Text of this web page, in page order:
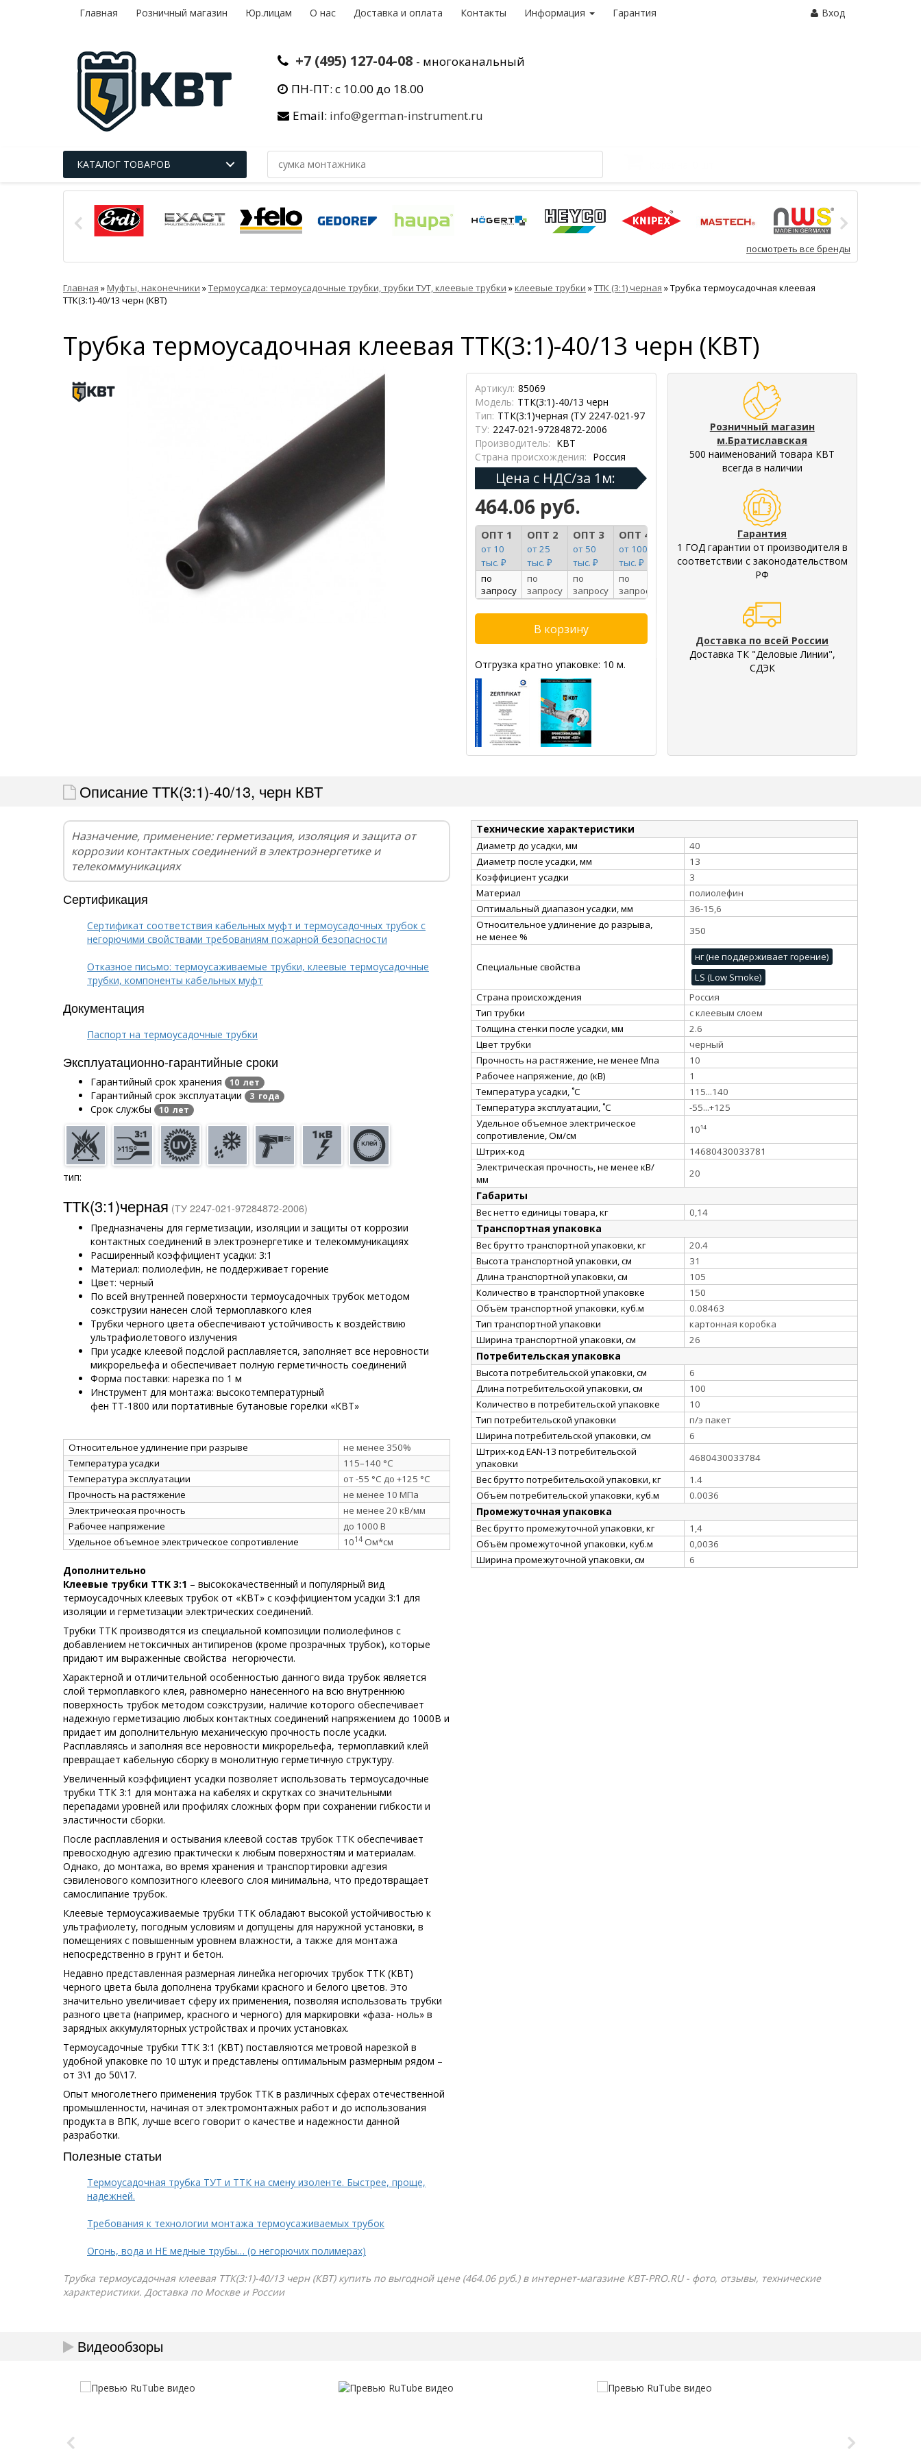
Главная Розничный магазин Юр.лицам О нас Доставка и оплата Контакты Информация Гарантия Вход
+7 (495) 127-04-08 - многоканальный
ПН-ПТ: с 10.00 до 18.00
Email: info@german-instrument.ru
КАТАЛОГ ТОВАРОВ
посмотреть все бренды
Главная »Муфты, наконечники »Термоусадка: термоусадочные трубки, трубки ТУТ, клеевые трубки »клеевые трубки »ТТК (3:1) черная »Трубка термоусадочная клеевая
ТТК(3:1)-40/13 черн (КВТ)
Трубка термоусадочная клеевая ТТК(3:1)-40/13 черн (КВТ)
Артикул: 85069
Модель: ТТК(3:1)-40/13 черн
Тип: ТТК(3:1)черная (ТУ 2247-021-97
ТУ: 2247-021-97284872-2006
Производитель: КВТ
Страна происхождения: Россия
Цена с НДС/за 1м:
464.06 руб.
ОПТ 1
от 10
тыс. ₽
ОПТ 2
от 25
тыс. ₽
ОПТ 3
от 50
тыс. ₽
ОПТ 4
от 100
тыс. ₽
по
запросу
по
запросу
по
запросу
по
запросу
Отгрузка кратно упаковке: 10 м.
Розничный магазин
м.Братиславская
500 наименований товара КВТ
всегда в наличии
Гарантия
1 ГОД гарантии от производителя в
соответствии с законодательством
РФ
Доставка по всей России
Доставка ТК "Деловые Линии",
СДЭК
Описание ТТК(3:1)-40/13, черн КВТ
Назначение, применение: герметизация, изоляция и защита от
коррозии контактных соединений в электроэнергетике и
телекоммуникациях
Сертификация
Сертификат соответствия кабельных муфт и термоусадочных трубок с
негорючими свойствами требованиям пожарной безопасности
Отказное письмо: термоусаживаемые трубки, клеевые термоусадочные
трубки, компоненты кабельных муфт
Документация
Паспорт на термоусадочные трубки
Эксплуатационно-гарантийные сроки
Гарантийный срок хранения 10 лет
Гарантийный срок эксплуатации 3 года
Срок службы 10 лет
тип:
ТТК(3:1)черная (ТУ 2247-021-97284872-2006)
Предназначены для герметизации, изоляции и защиты от коррозии
контактных соединений в электроэнергетике и телекоммуникациях
Расширенный коэффициент усадки: 3:1
Материал: полиолефин, не поддерживает горение
Цвет: черный
По всей внутренней поверхности термоусадочных трубок методом
соэкструзии нанесен слой термоплавкого клея
Трубки черного цвета обеспечивают устойчивость к воздействию
ультрафиолетового излучения
При усадке клеевой подслой расплавляется, заполняет все неровности
микрорельефа и обеспечивает полную герметичность соединений
Форма поставки: нарезка по 1 м
Инструмент для монтажа: высокотемпературный
фен ТТ-1800 или портативные бутановые горелки «КВТ»
Относительное удлинение при разрыве
не менее 350%
Температура усадки
115–140 °C
Температура эксплуатации
от -55 °C до +125 °C
Прочность на растяжение
не менее 10 МПа
Электрическая прочность
не менее 20 кВ/мм
Рабочее напряжение
до 1000 В
Удельное объемное электрическое сопротивление
1014 Ом*см
Дополнительно
Клеевые трубки ТТК 3:1 – высококачественный и популярный вид
термоусадочных клеевых трубок от «КВТ» с коэффициентом усадки 3:1 для
изоляции и герметизации электрических соединений.
Трубки ТТК производятся из специальной композиции полиолефинов с
добавлением нетоксичных антипиренов (кроме прозрачных трубок), которые
придают им выраженные свойства негорючести.
Характерной и отличительной особенностью данного вида трубок является
слой термоплавкого клея, равномерно нанесенного на всю внутреннюю
поверхность трубок методом соэкструзии, наличие которого обеспечивает
надежную герметизацию любых контактных соединений напряжением до 1000В и
придает им дополнительную механическую прочность после усадки.
Расплавляясь и заполняя все неровности микрорельефа, термоплавкий клей
превращает кабельную сборку в монолитную герметичную структуру.
Увеличенный коэффициент усадки позволяет использовать термоусадочные
трубки ТТК 3:1 для монтажа на кабелях и скрутках со значительными
перепадами уровней или профилях сложных форм при сохранении гибкости и
эластичности сборки.
После расплавления и остывания клеевой состав трубок ТТК обеспечивает
превосходную адгезию практически к любым поверхностям и материалам.
Однако, до монтажа, во время хранения и транспортировки адгезия
сэвиленового композитного клеевого слоя минимальна, что предотвращает
самослипание трубок.
Клеевые термоусаживаемые трубки ТТК обладают высокой устойчивостью к
ультрафиолету, погодным условиям и допущены для наружной установки, в
помещениях с повышенным уровнем влажности, а также для монтажа
непосредственно в грунт и бетон.
Недавно представленная размерная линейка негорючих трубок ТТК (КВТ)
черного цвета была дополнена трубками красного и белого цветов. Это
значительно увеличивает сферу их применения, позволяя использовать трубки
разного цвета (например, красного и черного) для маркировки «фаза- ноль» в
зарядных аккумуляторных устройствах и прочих установках.
Термоусадочные трубки ТТК 3:1 (КВТ) поставляются метровой нарезкой в
удобной упаковке по 10 штук и представлены оптимальным размерным рядом –
от 3\1 до 50\17.
Опыт многолетнего применения трубок ТТК в различных сферах отечественной
промышленности, начиная от электромонтажных работ и до использования
продукта в ВПК, лучше всего говорит о качестве и надежности данной
разработки.
Полезные статьи
Термоусадочная трубка ТУТ и ТТК на смену изоленте. Быстрее, проще,
надежней.
Требования к технологии монтажа термоусаживаемых трубок
Огонь, вода и НЕ медные трубы… (о негорючих полимерах)
Технические характеристики
Диаметр до усадки, мм
40
Диаметр после усадки, мм
13
Коэффициент усадки
3
Материал
полиолефин
Оптимальный диапазон усадки, мм
36-15,6
Относительное удлинение до разрыва,
не менее %
350
Специальные свойства
нг (не поддерживает горение)
LS (Low Smoke)
Страна происхождения
Россия
Тип трубки
с клеевым слоем
Толщина стенки после усадки, мм
2.6
Цвет трубки
черный
Прочность на растяжение, не менее Мпа
10
Рабочее напряжение, до (кВ)
1
Температура усадки, ˚С
115...140
Температура эксплуатации, ˚С
-55...+125
Удельное объемное электрическое
сопротивление, Ом/см
10¹⁴
Штрих-код
14680430033781
Электрическая прочность, не менее кВ/
мм
20
Габариты
Вес нетто единицы товара, кг 0,14
Транспортная упаковка
Вес брутто транспортной упаковки, кг
20.4
Высота транспортной упаковки, см
31
Длина транспортной упаковки, см
105
Количество в транспортной упаковке
150
Объём транспортной упаковки, куб.м
0.08463
Тип транспортной упаковки
картонная коробка
Ширина транспортной упаковки, см
26
Потребительская упаковка
Высота потребительской упаковки, см
6
Длина потребительской упаковки, см
100
Количество в потребительской упаковке
10
Тип потребительской упаковки
п/э пакет
Ширина потребительской упаковки, см
6
Штрих-код EAN-13 потребительской
упаковки
4680430033784
Вес брутто потребительской упаковки, кг
1.4
Объём потребительской упаковки, куб.м
0.0036
Промежуточная упаковка
Вес брутто промежуточной упаковки, кг
1,4
Объём промежуточной упаковки, куб.м
0,0036
Ширина промежуточной упаковки, см
6
Трубка термоусадочная клеевая ТТК(3:1)-40/13 черн (КВТ) купить по выгодной цене (464.06 руб.) в интернет-магазине КВТ-PRO.RU - фото, отзывы, технические
характеристики. Доставка по Москве и России
Видеообзоры